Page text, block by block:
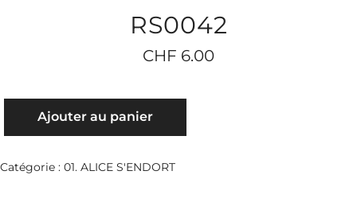
RS0042
CHF 6.00
Ajouter au panier
Catégorie : 01. ALICE S'ENDORT